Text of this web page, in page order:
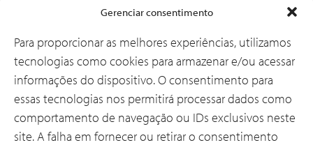
Gerenciar consentimento
Para proporcionar as melhores experiências, utilizamos
tecnologias como cookies para armazenar e/ou acessar
informações do dispositivo. O consentimento para
essas tecnologias nos permitirá processar dados como
comportamento de navegação ou IDs exclusivos neste
site. A falha em fornecer ou retirar o consentimento
© 2012-2026 CSI Leasing, Inc. All Right Reserved.